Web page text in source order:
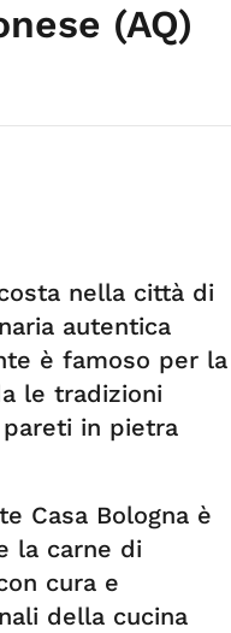
(AQ)
nella città di
autentica
è famoso per la
le tradizioni
pareti in pietra
Casa Bologna è
la carne di
cura e
della cucina